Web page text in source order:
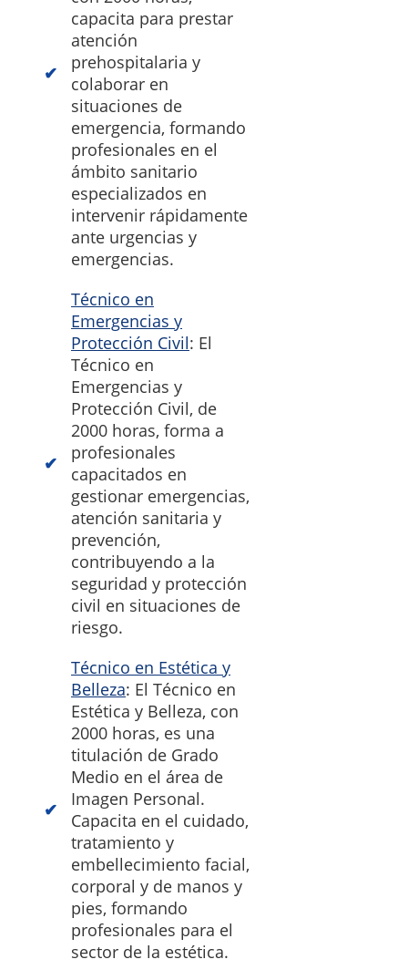
capacita para prestar
atención
prehospitalaria y
colaborar en
situaciones de
emergencia, formando
profesionales en el
ámbito sanitario
especializados en
intervenir rápidamente
ante urgencias y
emergencias.
Técnico en
Emergencias y
Protección Civil: El
Técnico en
Emergencias y
Protección Civil, de
2000 horas, forma a
profesionales
capacitados en
gestionar emergencias,
atención sanitaria y
prevención,
contribuyendo a la
seguridad y protección
civil en situaciones de
riesgo.
Técnico en Estética y
Belleza: El Técnico en
Estética y Belleza, con
2000 horas, es una
titulación de Grado
Medio en el área de
Imagen Personal.
Capacita en el cuidado,
tratamiento y
embellecimiento facial,
corporal y de manos y
pies, formando
profesionales para el
sector de la estética.